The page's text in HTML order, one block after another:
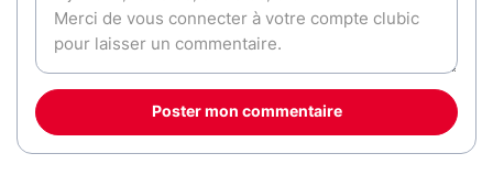
Poster mon commentaire